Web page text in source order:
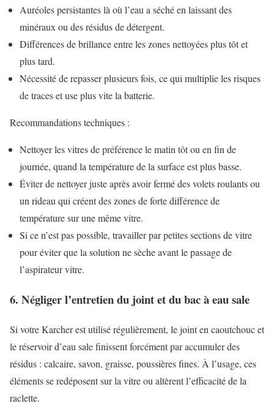
Auréoles persistantes là où l’eau a séché en laissant des
minéraux ou des résidus de détergent.
Différences de brillance entre les zones nettoyées plus tôt et
plus tard.
Nécessité de repasser plusieurs fois, ce qui multiplie les risques
de traces et use plus vite la batterie.
Recommandations techniques :
Nettoyer les vitres de préférence le matin tôt ou en fin de
journée, quand la température de la surface est plus basse.
Éviter de nettoyer juste après avoir fermé des volets roulants ou
un rideau qui créent des zones de forte différence de
température sur une même vitre.
Si ce n’est pas possible, travailler par petites sections de vitre
pour éviter que la solution ne sèche avant le passage de
l’aspirateur vitre.
6. Négliger l’entretien du joint et du bac à eau sale
Si votre Karcher est utilisé régulièrement, le joint en caoutchouc et
le réservoir d’eau sale finissent forcément par accumuler des
résidus : calcaire, savon, graisse, poussières fines. À l’usage, ces
éléments se redéposent sur la vitre ou altèrent l’efficacité de la
raclette.